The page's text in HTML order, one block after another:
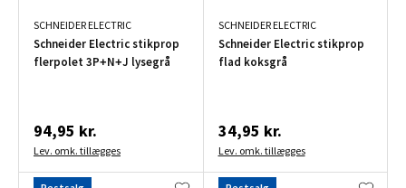
SCHNEIDER ELECTRIC
Schneider Electric stikprop
flerpolet 3P+N+J lysegrå
94,95 kr.
Lev. omk. tillægges
SCHNEIDER ELECTRIC
Schneider Electric stikprop
flad koksgrå
34,95 kr.
Lev. omk. tillægges